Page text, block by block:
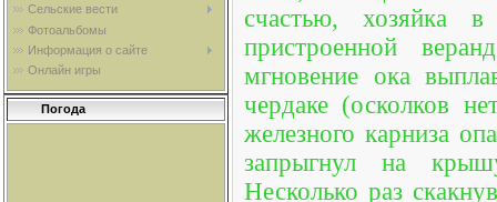
Сельские вести
Фотоальбомы
Информация о сайте
Онлайн игры
Погода
счастью, хозяйка
пристроенной
мгновение ока
чердаке (осколков
железного карниза
запрыгнул на
Несколько раз